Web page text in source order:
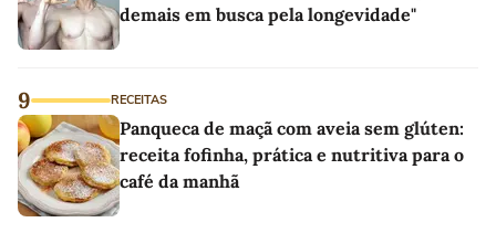
demais em busca pela longevidade"
9 RECEITAS
Panqueca de maçã com aveia sem glúten:
receita fofinha, prática e nutritiva para o
café da manhã